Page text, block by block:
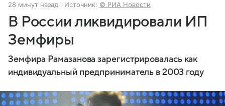
28 минут назад Источник: © РИА Новости
В России ликвидировали ИП
Земфиры
Земфира Рамазанова зарегистрировалась как
индивидуальный предприниматель в 2003 году